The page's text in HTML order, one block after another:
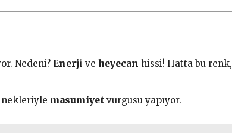
Nedeni? Enerji ve heyecan hissi! Hatta bu renk,
masumiyet vurgusu yapıyor.